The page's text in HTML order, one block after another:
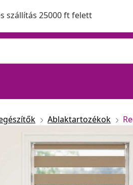
szállítás 25000 ft felett
Ablaktartozékok